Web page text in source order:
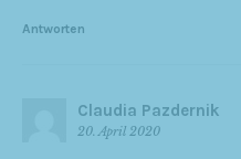
Antworten
Claudia Pazdernik
20. April 2020